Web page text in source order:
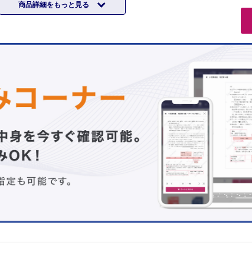
＜診断基準＞
CRPS診断の実際―判定指標と診療方針の概論―
早期CRPSの考え方とその対策―超早期ステロイド療法の実際を含
＜精神科からのアプローチ＞
CRPS様症状を訴える患者への精神科的アプローチ―鑑別診断も含
CRPSの薬物療法―病状，病期による薬物の選択―
＜薬物療法②＞
CRPSに対する漢方治療の実際
CRPSのペインクリニックにおける治療―早期治療と慢性疼痛対策
―
＜リハビリテーション＞
＜手術療法①＞
商品詳細をもっと見る